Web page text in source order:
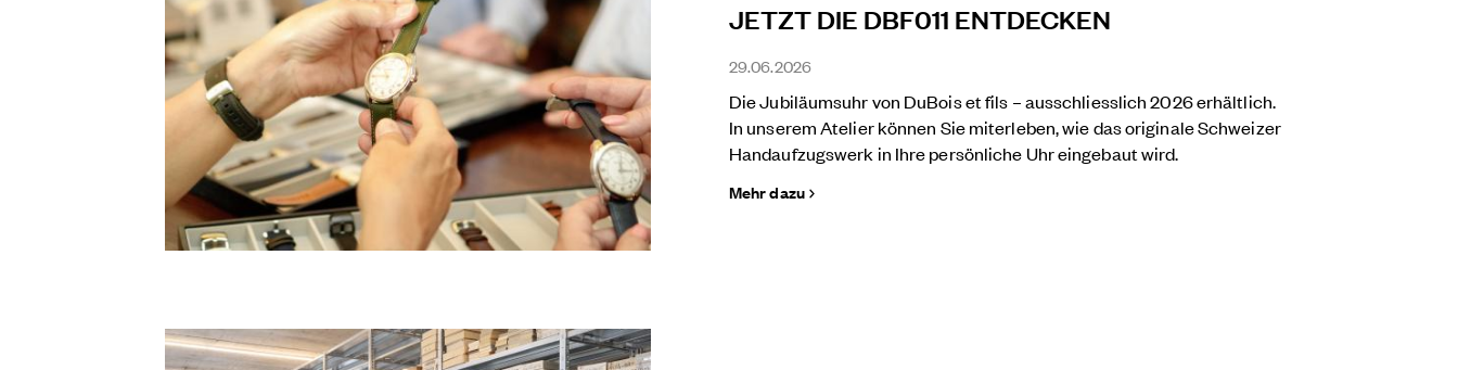
JETZT DIE DBF011 ENTDECKEN
29.06.2026
Die Jubiläumsuhr von DuBois et fils – ausschliesslich 2026 erhältlich.
In unserem Atelier können Sie miterleben, wie das originale Schweizer
Handaufzugswerk in Ihre persönliche Uhr eingebaut wird.
Mehr dazu